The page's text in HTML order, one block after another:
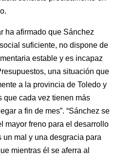
ha afirmado que Sánchez
suficiente, no dispone de
estable y es incapaz
una situación que
a la provincia de Toledo y
que cada vez tienen más
a fin de mes”. “Sánchez se
mayor freno para el desarrollo
un mal y una desgracia para
mientras él se aferra al